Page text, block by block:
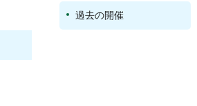
過去の開催